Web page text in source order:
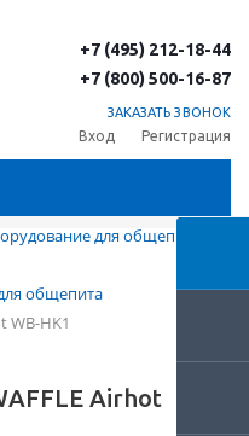
+7 (495) 212-18-44
+7 (800) 500-16-87
ЗАКАЗАТЬ ЗВОНОК
Вход Регистрация
для общепита
общепита
WB-HK1
Airhot